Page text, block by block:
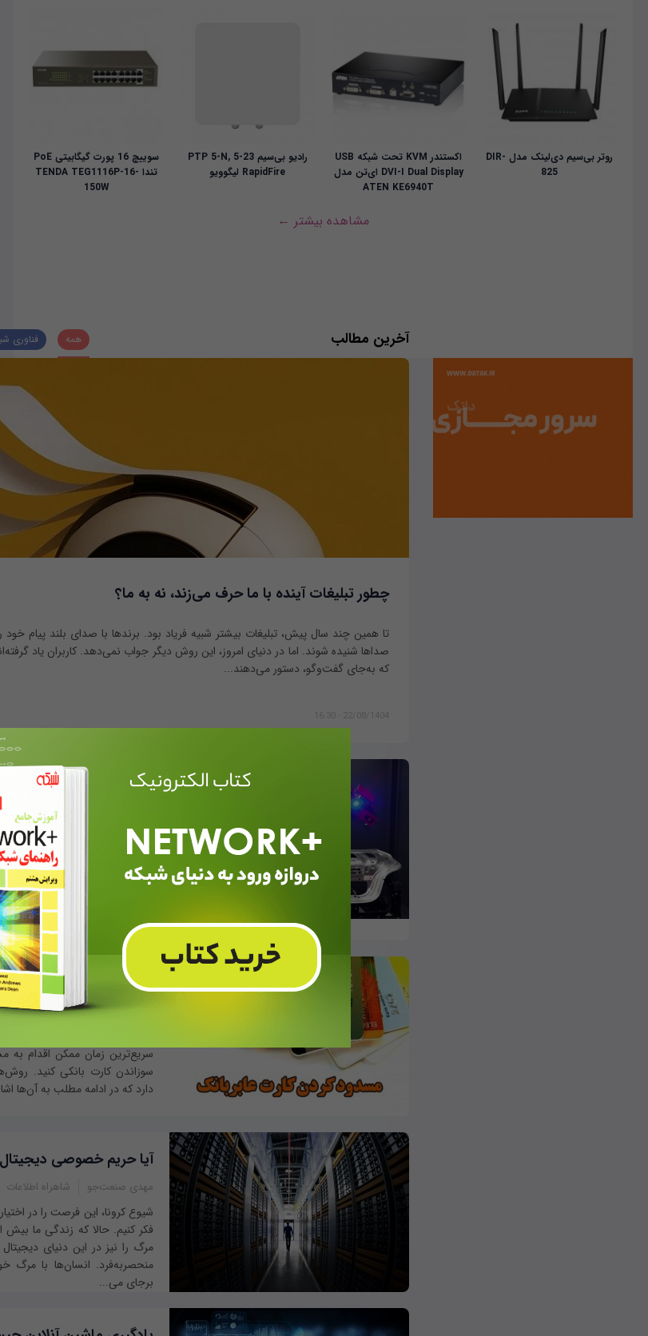
روتر بی‌سیم دی‌لینک مدل DIR-
825
اکستندر KVM تحت شبکه USB
DVI-I Dual Display ای‌تن مدل
ATEN KE6940T
رادیو بی‌سیم PTP 5-N, 5-23
RapidFire لیگوویو
سوییچ 16 پورت گیگابیتی PoE
تندا TENDA TEG1116P-16-
150W
مشاهده بیشتر ←
آخرین مطالب همه فناوری
چطور تبلیغات آینده با ما حرف می‌زند، نه به ما؟
تا همین چند سال پیش، تبلیغات بیشتر شبیه فریاد بود. برندها با صدای بلند پیام خود
صداها شنیده شوند. اما در دنیای امروز، این روش دیگر جواب نمی‌دهد. کاربران یاد
که به‌جای گفت‌وگو، دستور می‌دهند...
22/08/1404 - 16:30
بینایی ماشین چیست و
حمیدرضا تائبی هوش مصنوعی,
بینایی ماشین یکی از
استفاده از حس‌گرها با هدف
یک شی هستند و توسط کامپیوتر
تفسیر و تحلیل سیگنال‌های...
چگونه اینترنتی کارت
اخبار ایران
در صورتی که کارت عابربانک
سریع‌ترین زمان ممکن اقدام به
سوزاندن کارت بانکی کنید.
دارد که در ادامه مطلب به آن‌ها
آیا حریم خصوصی
مهدی صنعت‌جو شاهراه اطلاعات
شیوع کرونا، این فرصت را در
فکر کنیم. حالا که زندگی ما
مرگ را نیز در این دنیای
منحصربه‌فرد. انسان‌ها با مرگ
برجای می‌...